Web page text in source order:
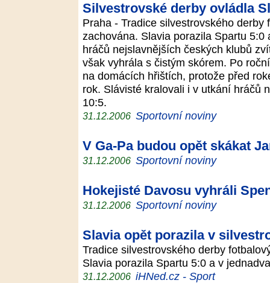
Silvestrovské derby ovládla
Praha - Tradice silvestrovského
zachována. Slavia porazila Spartu
hráčů nejslavnějších českých klubů
však vyhrála s čistým skórem. Po
na domácích hřištích, protože před
rok. Slávisté kralovali i v utkání hráčů
10:5.
31.12.2006 Sportovní noviny
V Ga-Pa budou opět skákat
31.12.2006 Sportovní noviny
Hokejisté Davosu vyhráli
31.12.2006 Sportovní noviny
Slavia opět porazila v
Tradice silvestrovského derby
Slavia porazila Spartu 5:0 a v
31.12.2006 iHNed.cz - Sport